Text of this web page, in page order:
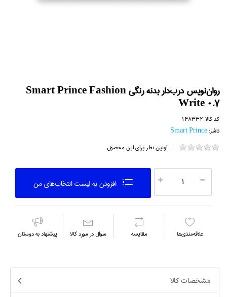
روان‌نويس درب‌دار بدنه رنگي Smart Prince Fashion
Write 0.7
کد کالا:148332
ناشر:Smart Prince
اولین نظر برای این محصول
افزودن به ليست انتخاب‌هاي من
علاقه‌مندي‌ها مقايسه سوال در مورد كالا پیشنهاد به دوستان
مشخصات کالا